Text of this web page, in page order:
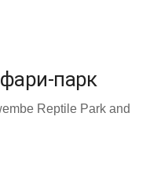
парк
Reptile Park and